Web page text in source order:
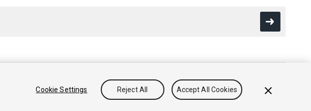
Cookie
不要出售或分享我的个人信息
Cookie Settings Reject All Accept All Cookies